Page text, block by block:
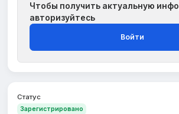
Чтобы получить актуальную
авторизуйтесь
Войти
Статус
Зарегистрировано